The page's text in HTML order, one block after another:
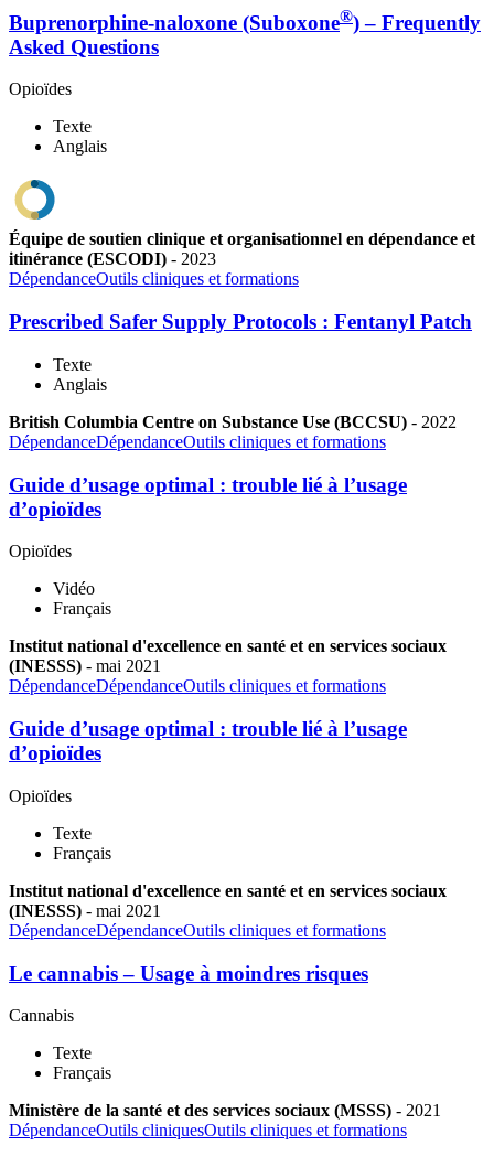
Buprenorphine-naloxone (Suboxone®) – Frequently
Asked Questions
Opioïdes
Texte
Anglais
Équipe de soutien clinique et organisationnel en dépendance et
itinérance (ESCODI) - 2023
DépendanceOutils cliniques et formations
Prescribed Safer Supply Protocols : Fentanyl Patch
Texte
Anglais
British Columbia Centre on Substance Use (BCCSU) - 2022
DépendanceDépendanceOutils cliniques et formations
Guide d’usage optimal : trouble lié à l’usage
d’opioïdes
Opioïdes
Vidéo
Français
Institut national d'excellence en santé et en services sociaux
(INESSS) - mai 2021
DépendanceDépendanceOutils cliniques et formations
Guide d’usage optimal : trouble lié à l’usage
d’opioïdes
Opioïdes
Texte
Français
Institut national d'excellence en santé et en services sociaux
(INESSS) - mai 2021
DépendanceDépendanceOutils cliniques et formations
Le cannabis – Usage à moindres risques
Cannabis
Texte
Français
Ministère de la santé et des services sociaux (MSSS) - 2021
DépendanceOutils cliniquesOutils cliniques et formations